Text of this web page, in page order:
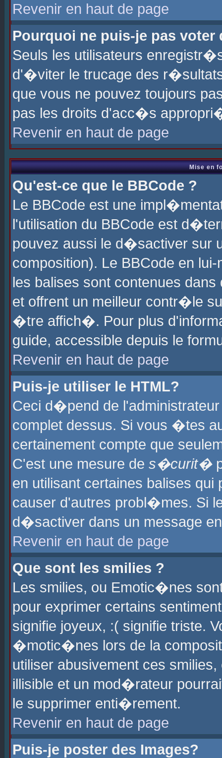
Revenir en haut de page
Pourquoi ne puis-je pas voter
Seuls les utilisateurs
d'�viter le trucage des
que vous ne pouvez toujours
pas les droits d'acc�s
Revenir en haut de page
Mise en
Qu'est-ce que le BBCode ?
Le BBCode est une
l'utilisation du BBCode est
pouvez aussi le d�sactiver sur
composition). Le BBCode en
les balises sont contenues
et offrent un meilleur contr�le
�tre affich�. Pour plus
guide, accessible depuis le
Revenir en haut de page
Puis-je utiliser le HTML?
Ceci d�pend de
complet dessus. Si vous �tes
certainement compte que
C'est une mesure de s�curit�
en utilisant certaines balises
causer d'autres probl�mes. Si
d�sactiver dans un message
Revenir en haut de page
Que sont les smilies ?
Les smilies, ou Emotic�nes
pour exprimer certains
signifie joyeux, :( signifie triste.
�motic�nes lors de la
utiliser abusivement ces
illisible et un mod�rateur
le supprimer enti�rement.
Revenir en haut de page
Puis-je poster des Images?